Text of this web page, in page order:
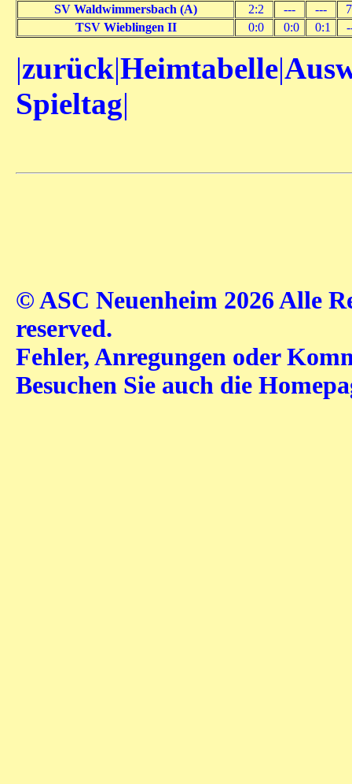
SV Waldwimmersbach (A) 2:2 --- ---
TSV Wieblingen II
0:0 0:0 0:1
|zurück|Heimtabelle|
Spieltag|
© ASC Neuenheim 2026 Alle
reserved.
Fehler, Anregungen oder
Besuchen Sie auch die